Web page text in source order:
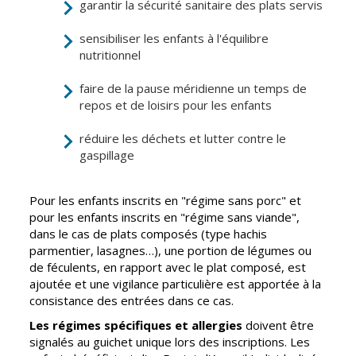
CCAS
Conseil
Accueil de jour
Autonomie
seniors
Santé
Centre de
santé
Contrat local
de santé
Établissements
de soins
Culture
Rollinat
Théâtre Mac-
Nab / La
Décale
Conservatoire
Ateliers arts
plastiques
Médiathèque
Musée
Not'île
garantir la sécurité sanitaire des plats servis
sensibiliser les enfants à l'équilibre
nutritionnel
faire de la pause méridienne un temps de
repos et de loisirs pour les enfants
réduire les déchets et lutter contre le
gaspillage
Pour les enfants inscrits en "régime sans porc" et
pour les enfants inscrits en "régime sans viande",
dans le cas de plats composés (type hachis
parmentier, lasagnes…), une portion de légumes ou
de féculents, en rapport avec le plat composé, est
ajoutée et une vigilance particulière est apportée à la
consistance des entrées dans ce cas.
Les régimes spécifiques et allergies doivent être
signalés au guichet unique lors des inscriptions. Les